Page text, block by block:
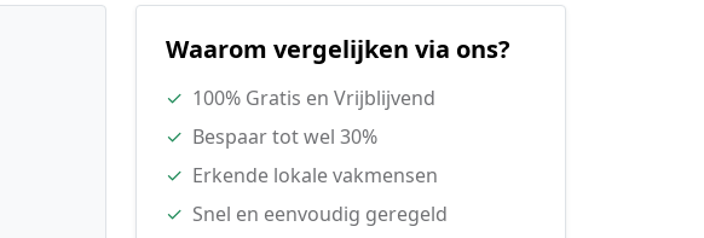
Waarom vergelijken via ons?
✓ 100% Gratis en Vrijblijvend
✓ Bespaar tot wel 30%
✓ Erkende lokale vakmensen
✓ Snel en eenvoudig geregeld